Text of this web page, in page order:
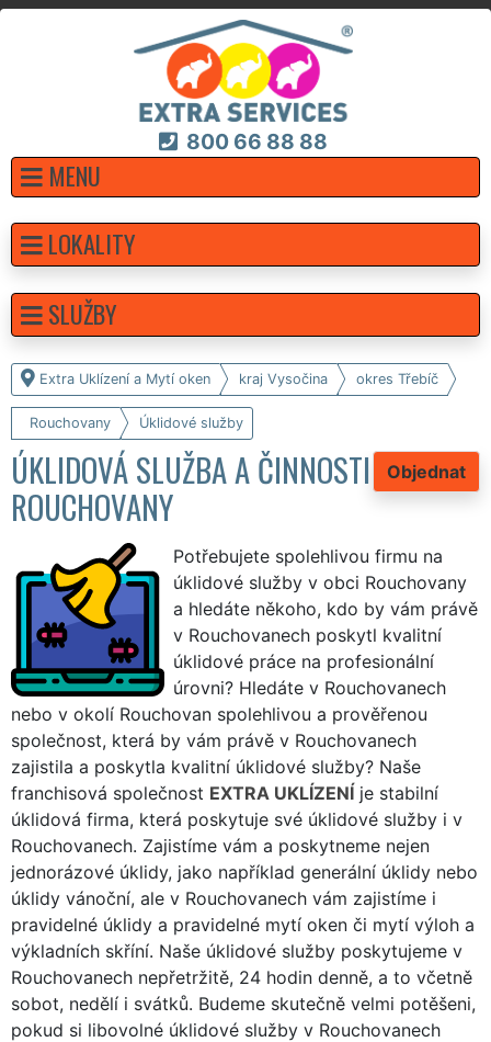
800 66 88 88
MENU
Extra Uklízení a Mytí oken kraj Vysočina okres Třebíč
Rouchovany Úklidové služby
Objednat
ÚKLIDOVÁ SLUŽBA A ČINNOSTI
ROUCHOVANY
Potřebujete spolehlivou firmu na
úklidové služby v obci Rouchovany
a hledáte někoho, kdo by vám právě
v Rouchovanech poskytl kvalitní
úklidové práce na profesionální
úrovni? Hledáte v Rouchovanech
nebo v okolí Rouchovan spolehlivou a prověřenou
společnost, která by vám právě v Rouchovanech
zajistila a poskytla kvalitní úklidové služby? Naše
franchisová společnost EXTRA UKLÍZENÍ je stabilní
úklidová firma, která poskytuje své úklidové služby i v
Rouchovanech. Zajistíme vám a poskytneme nejen
jednorázové úklidy, jako například generální úklidy nebo
úklidy vánoční, ale v Rouchovanech vám zajistíme i
pravidelné úklidy a pravidelné mytí oken či mytí výloh a
výkladních skříní. Naše úklidové služby poskytujeme v
Rouchovanech nepřetržitě, 24 hodin denně, a to včetně
sobot, nedělí i svátků. Budeme skutečně velmi potěšeni,
pokud si libovolné úklidové služby v Rouchovanech
LOKALITY
SLUŽBY